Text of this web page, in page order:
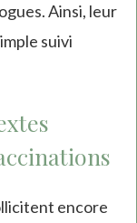
Ainsi, leur
suivi
encore